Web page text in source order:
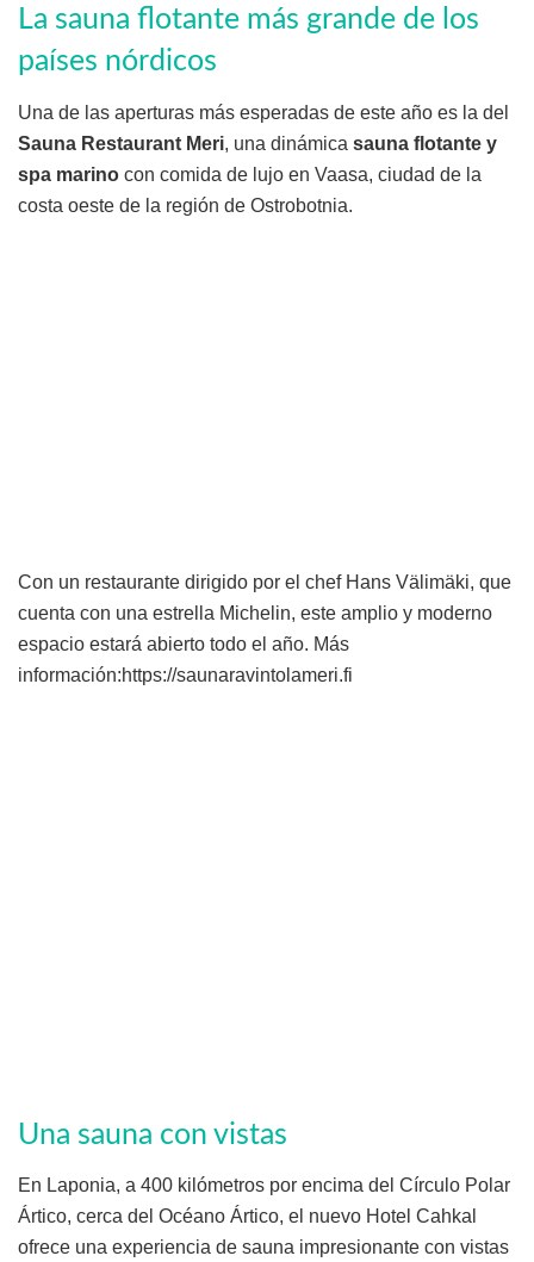
La sauna flotante más grande de los
países nórdicos
Una de las aperturas más esperadas de este año es la del
Sauna Restaurant Meri, una dinámica sauna flotante y
spa marino con comida de lujo en Vaasa, ciudad de la
costa oeste de la región de Ostrobotnia.
Con un restaurante dirigido por el chef Hans Välimäki, que
cuenta con una estrella Michelin, este amplio y moderno
espacio estará abierto todo el año. Más
información:https://saunaravintolameri.fi
Una sauna con vistas
En Laponia, a 400 kilómetros por encima del Círculo Polar
Ártico, cerca del Océano Ártico, el nuevo Hotel Cahkal
ofrece una experiencia de sauna impresionante con vistas